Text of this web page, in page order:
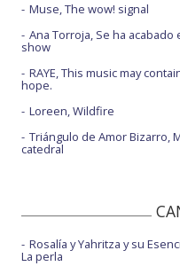
Muse, The wow! signal
Ana Torroja, Se ha acabado
show
RAYE, This music may
hope.
Loreen, Wildfire
Triángulo de Amor Bizarro,
catedral
Rosalía y Yahritza y su
La perla